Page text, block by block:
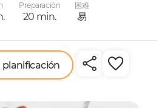
Preparación
20 min.
困难
易